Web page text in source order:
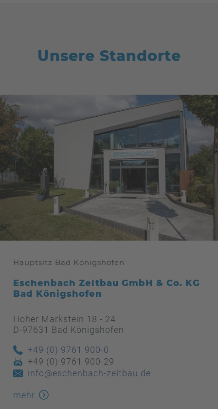
Unsere Standorte
Hauptsitz Bad Königshofen
Eschenbach Zeltbau GmbH & Co. KG
Bad Königshofen
Hoher Markstein 18 - 24
D-97631 Bad Königshofen
+49 (0) 9761 900-0
+49 (0) 9761 900-29
info@eschenbach-zeltbau.de
mehr